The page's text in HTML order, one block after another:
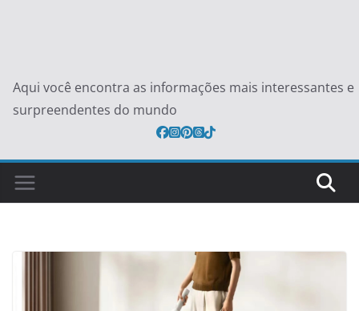
Aqui você encontra as informações mais interessantes e
surpreendentes do mundo